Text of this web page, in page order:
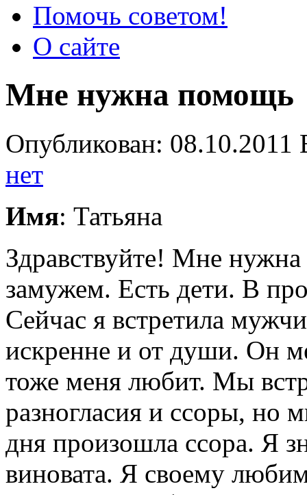
Помочь советом!
О сайте
Мне нужна помощь
Опубликован: 08.10.2011
нет
Имя: Татьяна
Здравствуйте! Мне
замужем. Есть дети. В
Сейчас я встретила
искренне и от души. Он
тоже меня любит. Мы
разногласия и ссоры, но
дня произошла ссора. Я
виновата. Я своему